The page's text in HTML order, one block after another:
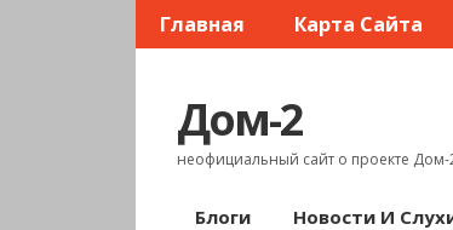
Главная Карта Сайта
Дом-2
неофициальный сайт о проекте Дом-
Блоги Новости И